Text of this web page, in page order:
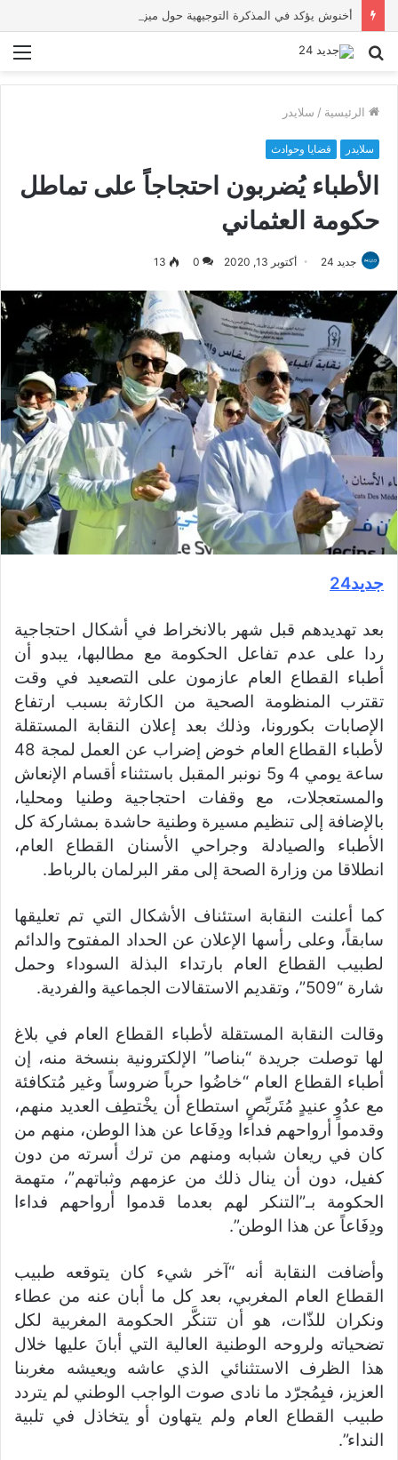
بحث
الرئيسية / سلايدر
سلايدر قضايا وحوادث
الأطباء يُضربون احتجاجاً على تماطل
حكومة العثماني
جديد 24 أكتوبر 13, 2020 0
13
جديد24
بعد تهديدهم قبل شهر بالانخراط في أشكال احتجاجية
ردا على عدم تفاعل الحكومة مع مطالبها، يبدو أن
أطباء القطاع العام عازمون على التصعيد في وقت
تقترب المنظومة الصحية من الكارثة بسبب ارتفاع
الإصابات بكورونا، وذلك بعد إعلان النقابة المستقلة
لأطباء القطاع العام خوض إضراب عن العمل لمجة 48
ساعة يومي 4 و5 نونبر المقبل باستثناء أقسام الإنعاش
والمستعجلات، مع وقفات احتجاجية وطنيا ومحليا،
بالإضافة إلى تنظيم مسيرة وطنية حاشدة بمشاركة كل
الأطباء والصيادلة وجراحي الأسنان القطاع العام،
انطلاقا من وزارة الصحة إلى مقر البرلمان بالرباط.
كما أعلنت النقابة استئناف الأشكال التي تم تعليقها
سابقاً، وعلى رأسها الإعلان عن الحداد المفتوح والدائم
لطبيب القطاع العام بارتداء البذلة السوداء وحمل
شارة “509”، وتقديم الاستقالات الجماعية والفردية.
وقالت النقابة المستقلة لأطباء القطاع العام في بلاغ
لها توصلت جريدة “بناصا” الإلكترونية بنسخة منه، إن
أطباء القطاع العام “خاضُوا حرباً ضروساً وغير مُتكافئة
مع عدُوٍ عنيدٍ مُتَربِّصٍ استطاع أن يخْتطِف العديد منهم،
وقدموا أرواحهم فداءا ودِفَاعا عن هذا الوطن، منهم من
كان في ريعان شبابه ومنهم من ترك أسرته من دون
كفيل، دون أن ينال ذلك من عزمهم وثباتهم”، متهمة
الحكومة بـ”التنكر لهم بعدما قدموا أرواحهم فداءا
ودِفَاعاً عن هذا الوطن”.
وأضافت النقابة أنه “آخر شيء كان يتوقعه طبيب
القطاع العام المغربي، بعد كل ما أبان عنه من عطاء
ونكران للذّات، هو أن تتنكَّر الحكومة المغربية لكل
تضحياته ولروحه الوطنية العالية التي أبانَ عليها خلال
هذا الظرف الاستثنائي الذي عاشه ويعيشه مغربنا
العزيز، فبِمُجرّد ما نادى صوت الواجب الوطني لم يتردد
طبيب القطاع العام ولم يتهاون أو يتخاذل في تلبية
النداء”.